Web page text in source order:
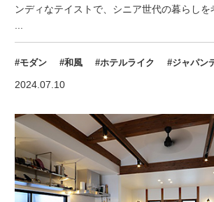
ンディなテイストで、シニア世代の暮らしを
#モダン #和風 #ホテルライク #ジャパン
2024.07.10